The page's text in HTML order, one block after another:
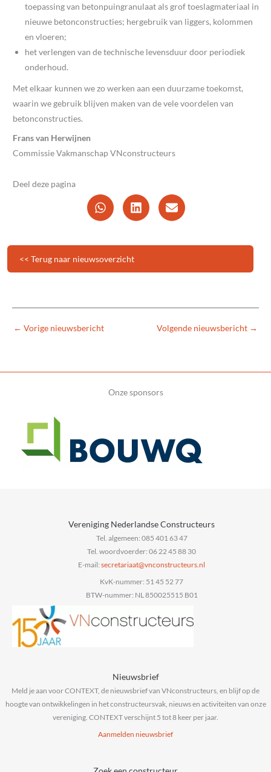
toepassing van betonpuingranulaat als grof toeslagmateriaal in
nieuwe betonconstructies; hergebruik van liggers, kolommen
en vloeren;
het verlengen van de technische levensduur door periodiek
onderhoud.
Met elkaar kunnen we zo werken aan een duurzame toekomst,
waarin we gebruik blijven maken van de vele voordelen van
betonconstructies.
Frans van Herwijnen
Commissie Vakmanschap VNconstructeurs
Deel deze pagina
<< Terug naar nieuwsoverzicht
← Vorige nieuwsbericht Volgende nieuwsbericht →
Onze sponsors
Vereniging Nederlandse Constructeurs
Tel. algemeen: 085 401 63 47
Tel. woordvoerder: 06 22 45 88 30
E-mail:
ln.sruetcurtsnocnv
@taairaterces
KvK-nummer: 51 45 52 77
BTW-nummer: NL 850025515 B01
Nieuwsbrief
Meld je aan voor CONTEXT, de nieuwsbrief van VNconstructeurs, en blijf op de
hoogte van ontwikkelingen in het constructeursvak, nieuws en activiteiten van onze
vereniging. CONTEXT verschijnt 5 tot 8 keer per jaar.
Aanmelden nieuwsbrief